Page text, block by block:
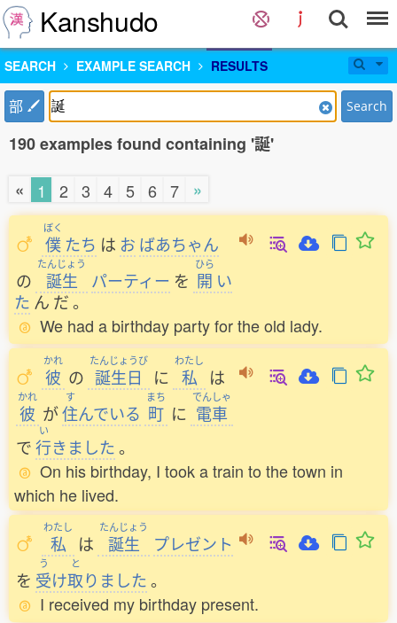
Kanshudo
SEARCH EXAMPLE SEARCH RESULTS
部 Search
190 examples found containing '誕'
« 1 2 3 4 5 6 7 »
ぼく
僕たち は お ばあちゃん
の
たんじょう
誕生 パーティー を
ひら
開 い
た ん だ。
We had a birthday party for the old lady.
かれ
彼 の
たんじょうび
誕生日 に
わたし
私 は
かれ
彼 が
す
住んでいる
まち
町 に
でんしゃ
電車
で
い
行きました。
On his birthday, I took a train to the town in
which he lived.
わたし
私 は
たんじょう
誕生
プレゼント
を
う
受け
と
取りました。
I received my birthday present.